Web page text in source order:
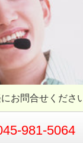
お問合せくださ
981-5064